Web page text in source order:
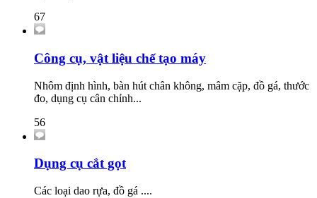
67
Công cụ, vật liệu chế tạo máy
Nhôm định hình, bàn hút chân không, mâm cặp, đồ gá, thước
đo, dụng cụ cân chỉnh...
56
Dụng cụ cắt gọt
Các loại dao rựa, đồ gá ....